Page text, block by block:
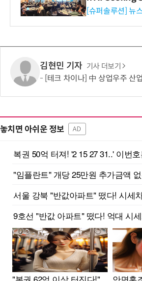
리 성료
[슈퍼솔루션] 뉴
김현민 기자 기사 더보기
[테크 차이나] 中 상업우주 산업, 발사 성공 잇따라…저궤도 위성
놓치면 아쉬운 정보 AD